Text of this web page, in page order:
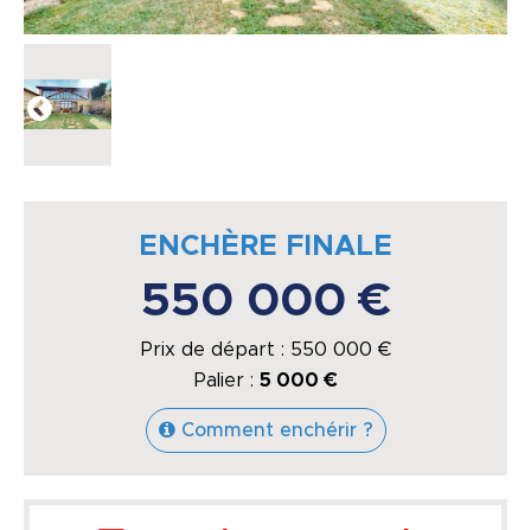
ENCHÈRE FINALE
550 000 €
Prix de départ : 550 000 €
Palier : 5 000 €
Comment enchérir ?